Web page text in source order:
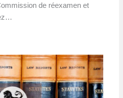
de réexamen et